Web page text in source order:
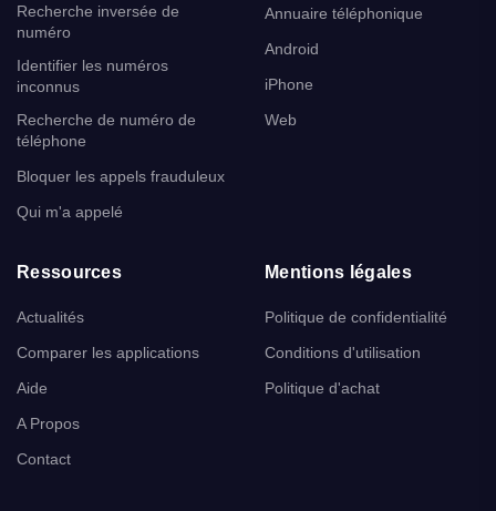
Recherche inversée de
numéro
Identifier les numéros
inconnus
Recherche de numéro de
téléphone
Bloquer les appels frauduleux
Qui m'a appelé
Annuaire téléphonique
Android
iPhone
Web
Ressources
Actualités
Comparer les applications
Aide
A Propos
Contact
Mentions légales
Politique de confidentialité
Conditions d'utilisation
Politique d'achat